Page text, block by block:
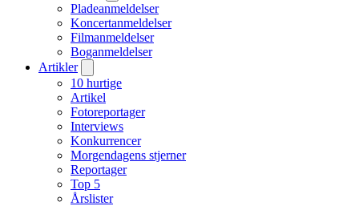
Pladeanmeldelser
Koncertanmeldelser
Filmanmeldelser
Boganmeldelser
Artikler
10 hurtige
Artikel
Fotoreportager
Interviews
Konkurrencer
Morgendagens stjerner
Reportager
Top 5
Årslister